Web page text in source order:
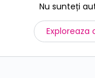
Nu sunteți
Exploreaza